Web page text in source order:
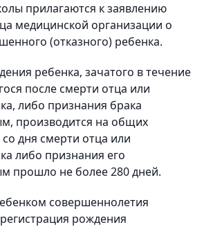
прилагаются к заявлению
медицинской организации о
(отказного) ребенка.
ребенка, зачатого в течение
после смерти отца или
либо признания брака
производится на общих
дня смерти отца или
либо признания его
прошло не более 280 дней.
совершеннолетия
рождения